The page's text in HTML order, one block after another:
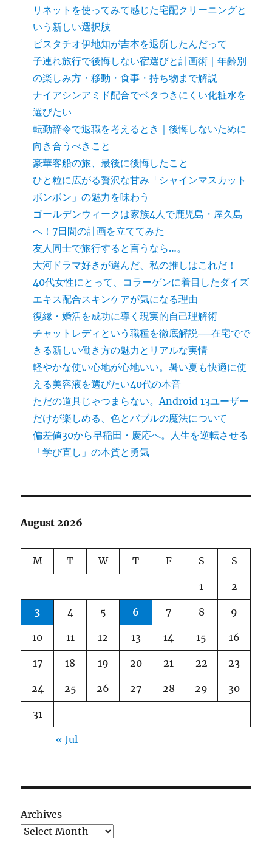
リネットを使ってみて感じた宅配クリーニングと
いう新しい選択肢
ピスタチオ伊地知が吉本を退所したんだって
子連れ旅行で後悔しない宿選びと計画術｜年齢別
の楽しみ方・移動・食事・持ち物まで解説
ナイアシンアミド配合でベタつきにくい化粧水を
選びたい
転勤辞令で退職を考えるとき｜後悔しないために
向き合うべきこと
豪華客船の旅、最後に後悔したこと
ひと粒に広がる贅沢な甘み「シャインマスカット
ボンボン」の魅力を味わう
ゴールデンウィークは家族4人で鹿児島・屋久島
へ！7日間の計画を立ててみた
友人同士で旅行すると言うなら…。
大河ドラマ好きが選んだ、私の推しはこれだ！
40代女性にとって、コラーゲンに着目したダイズ
エキス配合スキンケアが気になる理由
復縁・婚活を成功に導く現実的自己理解術
チャットレディという職種を徹底解説──在宅でで
きる新しい働き方の魅力とリアルな実情
軽やかな使い心地が心地いい。暑い夏も快適に使
える美容液を選びたい40代の本音
ただの道具じゃつまらない。Android 13ユーザー
だけが楽しめる、色とバブルの魔法について
偏差値30から早稲田・慶応へ。人生を逆転させる
「学び直し」の本質と勇気
August 2026
M T W T F S S
1 2
3 4 5 6 7 8 9
10 11 12 13 14 15 16
17 18 19 20 21 22 23
24 25 26 27 28 29 30
31
« Jul
Archives